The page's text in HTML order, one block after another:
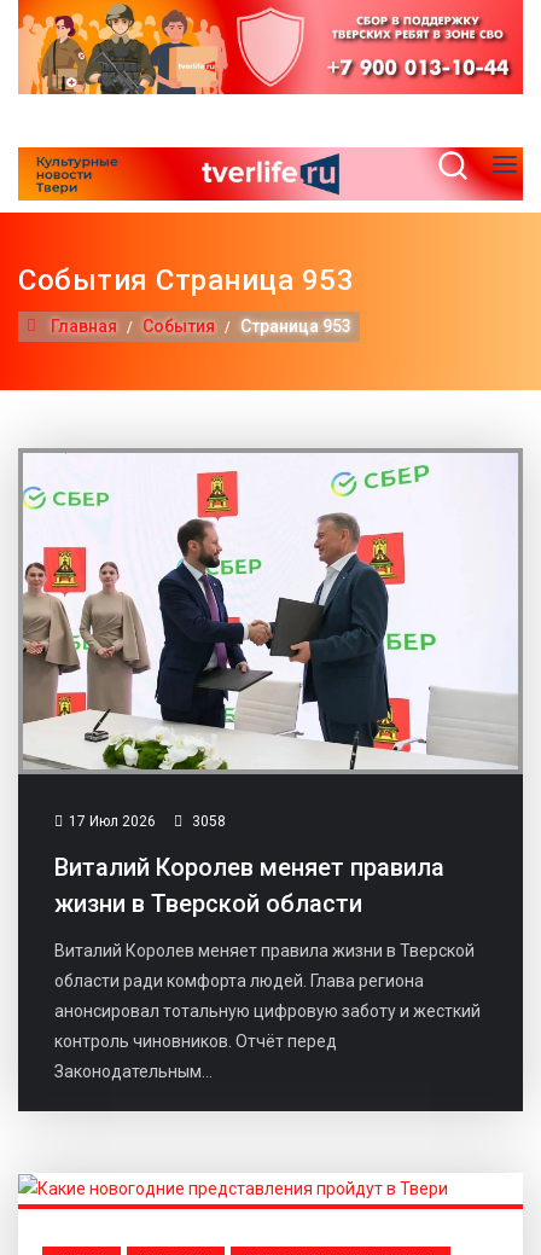
События Страница 953
Главная События Страница 953
17 Июл 2026 3058
Виталий Королев меняет правила
жизни в Тверской области
Виталий Королев меняет правила жизни в Тверской
области ради комфорта людей. Глава региона
анонсировал тотальную цифровую заботу и жесткий
контроль чиновников. Отчёт перед
Законодательным...